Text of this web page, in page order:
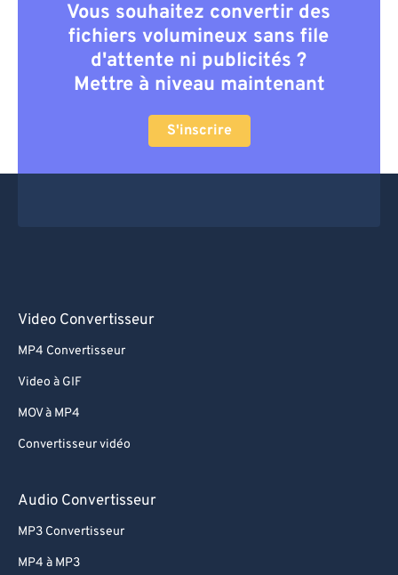
Vous souhaitez convertir des
fichiers volumineux sans file
d'attente ni publicités ?
Mettre à niveau maintenant
S'inscrire
Video Convertisseur
MP4 Convertisseur
Video à GIF
MOV à MP4
Convertisseur vidéo
Audio Convertisseur
MP3 Convertisseur
MP4 à MP3